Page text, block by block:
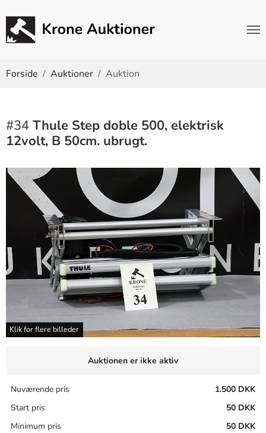
Forside Auktioner Auktion
#34 Thule Step doble 500, elektrisk
12volt, B 50cm. ubrugt.
Klik for flere billeder
Auktionen er ikke aktiv
Nuværende pris
1.500 DKK
Start pris
50 DKK
Minimum pris
50 DKK